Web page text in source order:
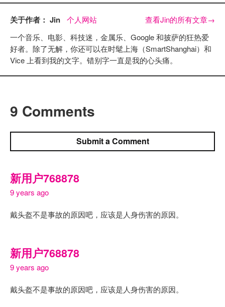
关于作者： Jin 个人网站 查看Jin的所有文章→
一个音乐、电影、科技迷，金属乐、Google 和披萨的狂热爱
好者。除了无解，你还可以在时髦上海（SmartShanghai）和
Vice 上看到我的文字。错别字一直是我的心头痛。
9 Comments
Submit a Comment
新用户768878
9 years ago
戴头盔不是事故的原因吧，应该是人身伤害的原因。
新用户768878
9 years ago
戴头盔不是事故的原因吧，应该是人身伤害的原因。